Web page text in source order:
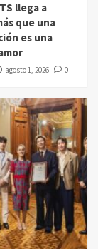
llega a
que una
es una
agosto 1, 2026 0